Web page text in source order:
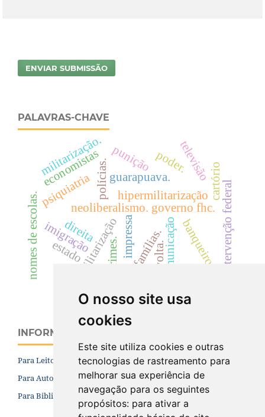
O nosso site usa
cookies
Este site utiliza cookies e outras
tecnologias de rastreamento para
melhorar sua experiência de
navegação para os seguintes
propósitos: para ativar a
ENVIAR SUBMISSÃO
PALAVRAS-CHAVE
neoliberalismo. governo fhc. intervenção federal
militarização
hipermilitarização
polícias.
comunicação
impressafamílias.
imigração
nomes de escolas.
guarapuava.
economistas
banqueiros
direita
punição
militarização.
psiquiatria
poder.televisão
crimes.
estado
cartório
revolta.
INFORMAÇÕES
Para Leitores
Para Autores
Para Bibliotecários